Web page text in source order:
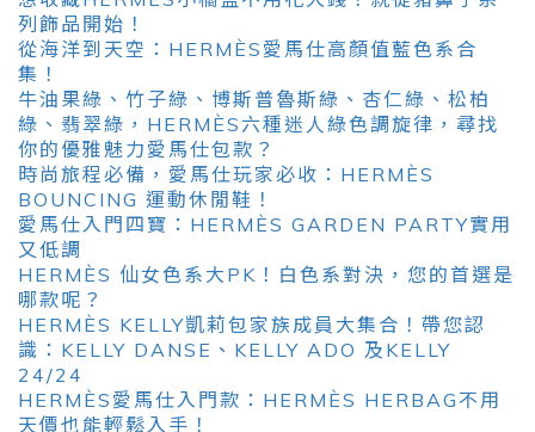
列飾品開始！
從海洋到天空：HERMÈS愛馬仕高顏值藍色系合
集！
牛油果綠、竹子綠、博斯普魯斯綠、杏仁綠、松柏
綠、翡翠綠，HERMÈS六種迷人綠色調旋律，尋找
你的優雅魅力愛馬仕包款？
時尚旅程必備，愛馬仕玩家必收：HERMÈS
BOUNCING 運動休閒鞋！
愛馬仕入門四寶：HERMÈS GARDEN PARTY實用
又低調
HERMÈS 仙女色系大PK！白色系對決，您的首選是
哪款呢？
HERMÈS KELLY凱莉包家族成員大集合！帶您認
識：KELLY DANSE、KELLY ADO 及KELLY
24/24
HERMÈS愛馬仕入門款：HERMÈS HERBAG不用
天價也能輕鬆入手！